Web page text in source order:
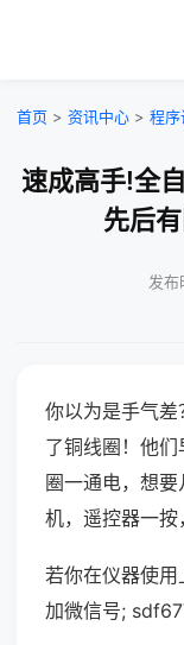
首页 > 资讯中心 > 程序
速成高手!全
先后
发
你以为是手气
了铜线圈！他
圈一通电，想
机，遥控器一按
若你在仪器使
加微信号;